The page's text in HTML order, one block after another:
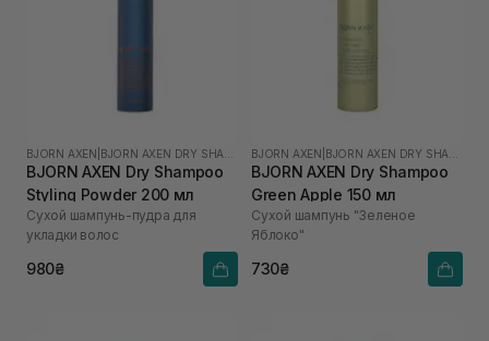
BJORN AXEN
BJORN AXEN Dry Shampoo
Styling Powder 200 мл
Сухой шампунь-пудра для
укладки волос
980₴
BJORN AXEN
BJORN AXEN Dry Shampoo
Green Apple 150 мл
Сухой шампунь "Зеленое
Яблоко"
730₴